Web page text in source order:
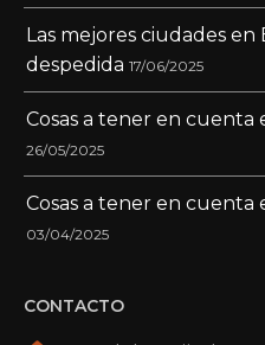
Las mejores ciudades en
despedida 17/06/2025
Cosas a tener en
26/05/2025
Cosas a tener en
03/04/2025
CONTACTO